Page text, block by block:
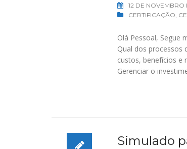
12 DE NOVEMBRO
CERTIFICAÇÃO,
Olá Pessoal, Segue
Qual dos processos
custos, benefícios e
Gerenciar o
Simulado